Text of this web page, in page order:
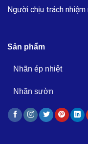
Người chịu trách
Sản phẩm
Nhãn ép nhiệt
Nhãn sườn